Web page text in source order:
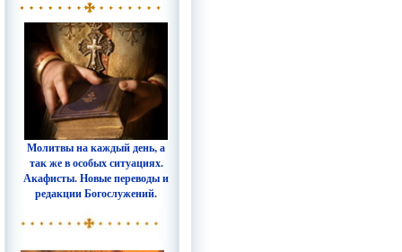
Молитвы на каждый день, а
так же в особых ситуациях.
Акафисты. Новые переводы и
редакции Богослужений.